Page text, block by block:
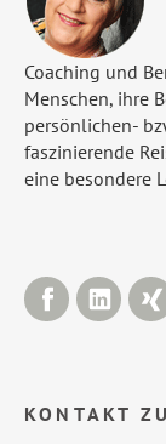
Coaching und
Menschen, ihre
persönlichen-
faszinierende
eine besondere
Facebook
KONTAKT